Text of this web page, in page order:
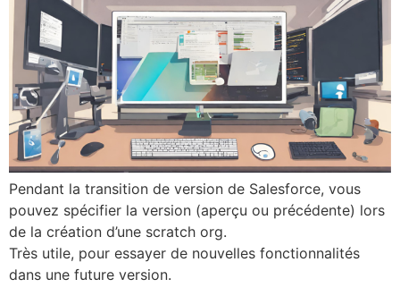
Pendant la transition de version de Salesforce, vous
pouvez spécifier la version (aperçu ou précédente) lors
de la création d’une scratch org.
Très utile, pour essayer de nouvelles fonctionnalités
dans une future version.